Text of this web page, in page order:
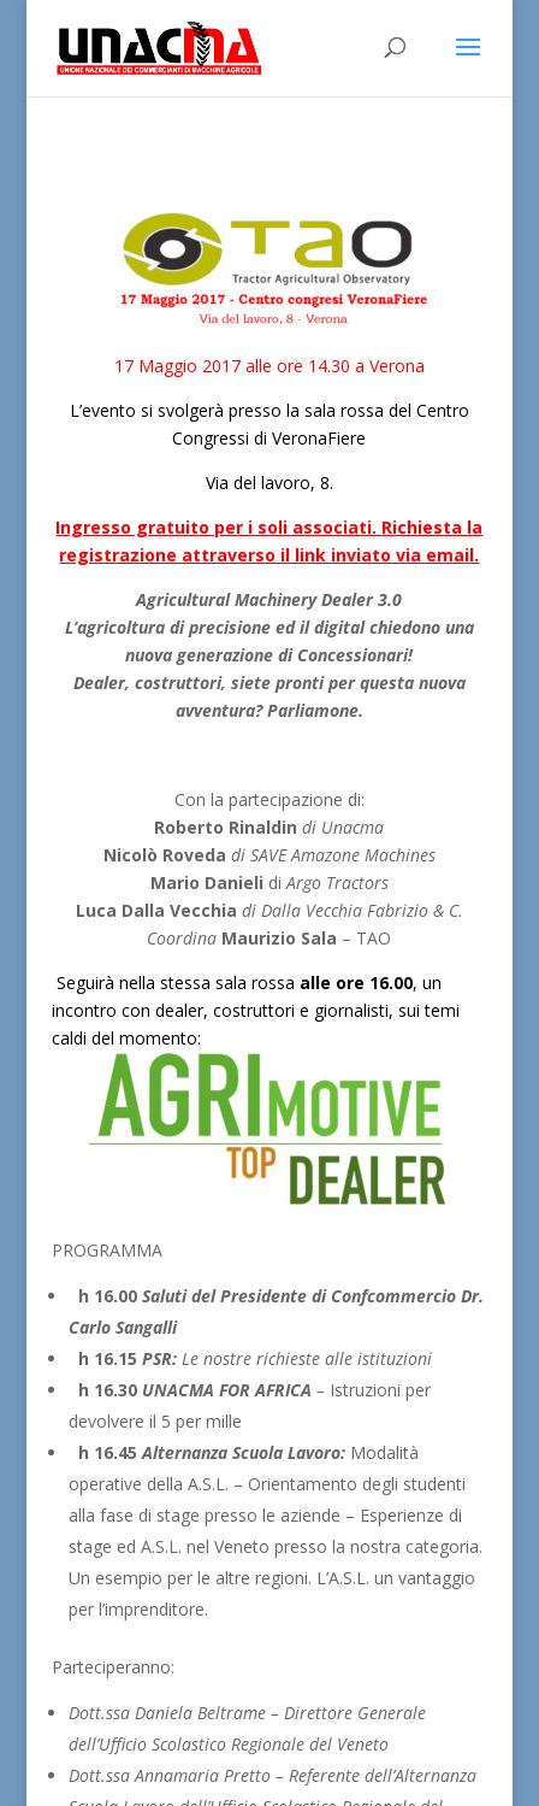
17 Maggio 2017 alle ore 14.30 a Verona
L’evento si svolgerà presso la sala rossa del Centro
Congressi di VeronaFiere
Via del lavoro, 8.
Ingresso gratuito per i soli associati. Richiesta la
registrazione attraverso il link inviato via email.
Agricultural Machinery Dealer 3.0
L’agricoltura di precisione ed il digital chiedono una
nuova generazione di Concessionari!
Dealer, costruttori, siete pronti per questa nuova
avventura? Parliamone.
Con la partecipazione di:
Roberto Rinaldin di Unacma
Nicolò Roveda di SAVE Amazone Machines
Mario Danieli diArgo Tractors
Luca Dalla Vecchia di Dalla Vecchia Fabrizio & C.
Coordina Maurizio Sala – TAO
Seguirà nella stessa sala rossa alle ore 16.00, un
incontro con dealer, costruttori e giornalisti, sui temi
caldi del momento:
PROGRAMMA
h 16.00Saluti del Presidente di Confcommercio Dr.
Carlo Sangalli
h 16.15 PSR: Le nostre richieste alle istituzioni
h 16.30UNACMA FOR AFRICA – Istruzioni per
devolvere il 5 per mille
h 16.45 Alternanza Scuola Lavoro:Modalità
operative della A.S.L. – Orientamento degli studenti
alla fase di stage presso le aziende – Esperienze di
stage ed A.S.L. nel Veneto presso la nostra categoria.
Un esempio per le altre regioni. L’A.S.L. un vantaggio
per l’imprenditore.
Parteciperanno:
Dott.ssa Daniela Beltrame – Direttore Generale
dell’Ufficio Scolastico Regionale del Veneto
Dott.ssa Annamaria Pretto – Referente dell’Alternanza